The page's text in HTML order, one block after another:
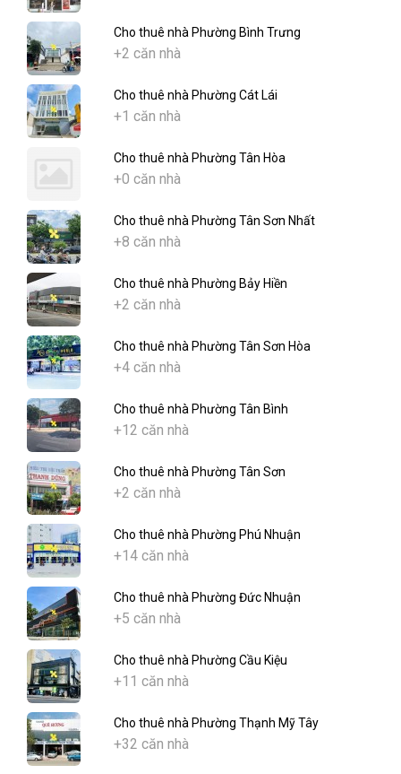
Cho thuê nhà Phường Bình Trưng
+2 căn nhà
Cho thuê nhà Phường Cát Lái
+1 căn nhà
Cho thuê nhà Phường Tân Hòa
+0 căn nhà
Cho thuê nhà Phường Tân Sơn Nhất
+8 căn nhà
Cho thuê nhà Phường Bảy Hiền
+2 căn nhà
Cho thuê nhà Phường Tân Sơn Hòa
+4 căn nhà
Cho thuê nhà Phường Tân Bình
+12 căn nhà
Cho thuê nhà Phường Tân Sơn
+2 căn nhà
Cho thuê nhà Phường Phú Nhuận
+14 căn nhà
Cho thuê nhà Phường Đức Nhuận
+5 căn nhà
Cho thuê nhà Phường Cầu Kiệu
+11 căn nhà
Cho thuê nhà Phường Thạnh Mỹ Tây
+32 căn nhà